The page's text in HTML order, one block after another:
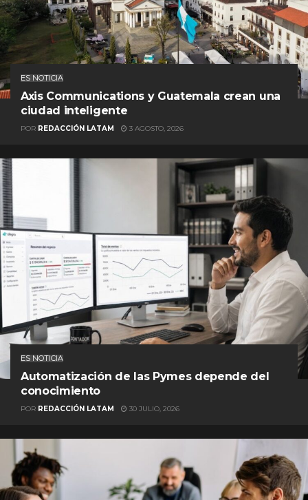
ES NOTICIA
Axis Communications y Guatemala crean una
ciudad inteligente
POR REDACCIÓN LATAM 3 AGOSTO, 2026
ES NOTICIA
Automatización de las Pymes depende del
conocimiento
POR REDACCIÓN LATAM 30 JULIO, 2026